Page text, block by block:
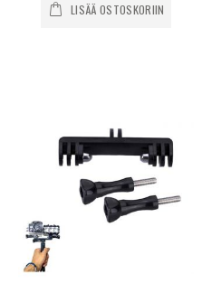
LISÄÄ OSTOSKORIIN